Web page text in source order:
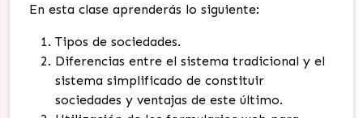
En esta clase aprenderás lo siguiente:
Tipos de sociedades.
Diferencias entre el sistema tradicional y el
sistema simplificado de constituir
sociedades y ventajas de este último.